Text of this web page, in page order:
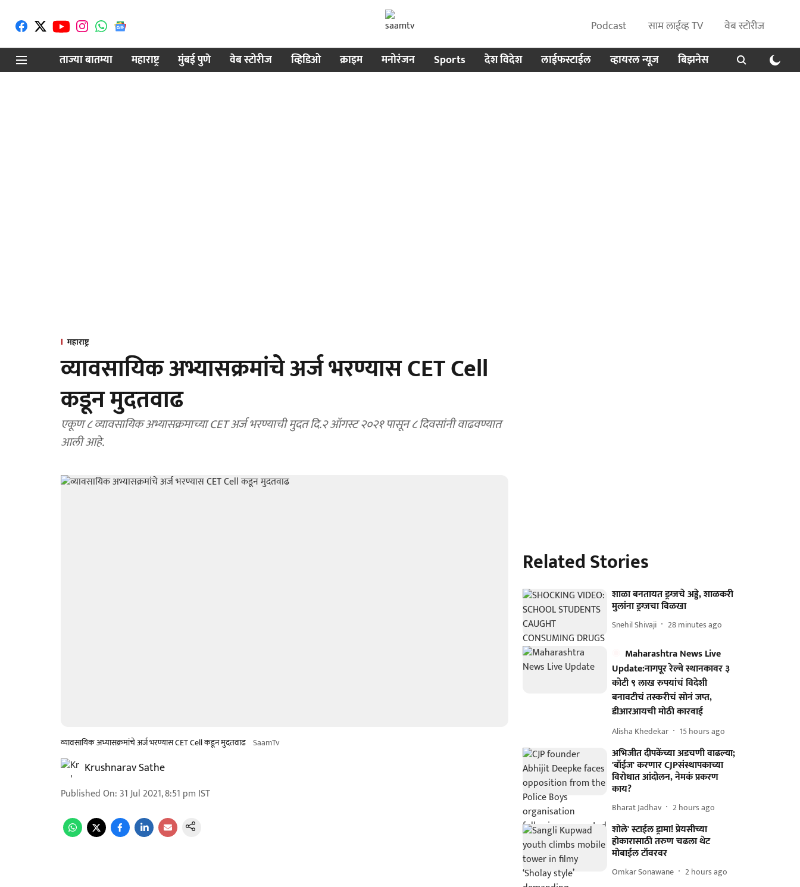
Podcast साम लाईव्ह TV
वेब स्टोरीज
ताज्या बातम्या
महाराष्ट्र मुंबई पुणे वेब स्टोरीज व्हिडिओ क्राइम मनोरंजन Sports देश विदेश लाईफस्टाईल व्हायरल न्यूज बिझनेस
महाराष्ट्र
व्यावसायिक अभ्यासक्रमांचे अर्ज भरण्यास CET Cell
कडून मुदतवाढ
एकूण ८ व्यावसायिक अभ्यासक्रमाच्या CET अर्ज भरण्याची मुदत दि.२ ऑगस्ट २०२१ पासून ८ दिवसांनी वाढवण्यात
आली आहे.
व्यावसायिक अभ्यासक्रमांचे अर्ज भरण्यास CET Cell कडून मुदतवाढ SaamTv
Krushnarav Sathe
Published On: 31 Jul 2021, 8:51 pm IST
Related Stories
शाळा बनतायत ड्रग्जचे अड्डे, शाळकरी
मुलांना ड्रग्जचा विळखा
Snehil Shivaji 28 minutes ago
Maharashtra News Live
Update:नागपूर रेल्वे स्थानकावर ३
कोटी ९ लाख रुपयांचं विदेशी
बनावटीचं तस्करीचं सोनं जप्त,
डीआरआयची मोठी कारवाई
Alisha Khedekar 15 hours ago
अभिजीत दीपकेंच्या अडचणी वाढल्या;
'बॉईज' करणार CJPसंस्थापकाच्या
विरोधात आंदोलन, नेमकं प्रकरण
काय?
Bharat Jadhav 2 hours ago
शोले' स्टाईल ड्रामा! प्रेयसीच्या
होकारासाठी तरुण चढला थेट
मोबाईल टॉवरवर
Omkar Sonawane 2 hours ago